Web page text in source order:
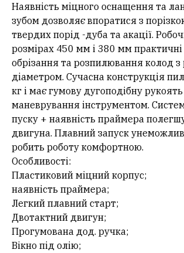
Наявність міцного оснащення та
зубом дозволяє впоратися з
твердих порід -дуба та акації.
розмірах 450 мм і 380 мм
обрізання та розпилювання колод з
діаметром. Сучасна конструкція
кг і має гумову дугоподібну
маневрування інструментом.
пуску + наявність праймера
двигуна. Плавний запуск
робить роботу комфортною.
Особливості:
Пластиковий міцний корпус;
наявність праймера;
Легкий плавний старт;
Двотактний двигун;
Прогумована дод. ручка;
Вікно під олію;